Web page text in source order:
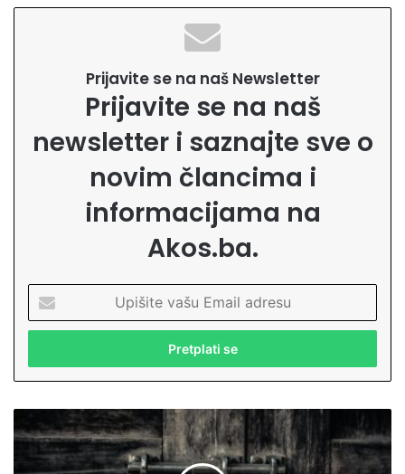
Prijavite se na naš Newsletter
Prijavite se na naš
newsletter i saznajte sve o
novim člancima i
informacijama na
Akos.ba.
i
i
e
a
t